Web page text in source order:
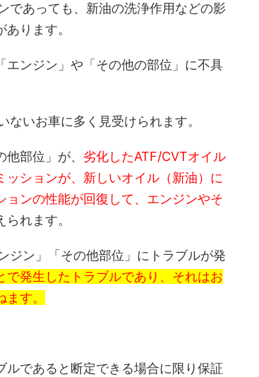
であっても、新油の洗浄作用などの影
ります。
エンジン」や「その他の部位」に不具
いお車に多く見受けられます。
部位」が、 劣化したATF/CVTオイル
ションが、新しいオイル（新油）に
ンの性能が回復して、エンジンやそ
られます。
ジン」「その他部位」にトラブルが発
で発生したトラブルであり、それはお
す。
であると断定できる場合に限り保証